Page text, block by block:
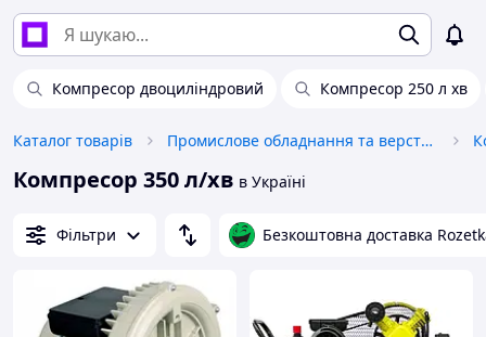
Компресор двоциліндровий Компресор 250 л хв
Каталог товарів Промислове обладнання та верстати
Компресор 350 л/хв в Україні
Фільтри Безкоштовна доставка